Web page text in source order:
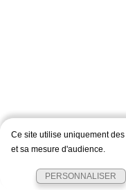
Ce site utilise uniquement des
et sa mesure d'audience.
PERSONNALISER